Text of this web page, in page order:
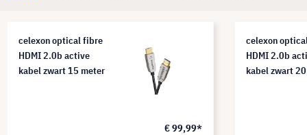
celexon optical fibre
HDMI 2.0b active
kabel zwart 15 meter
€ 99,99*
celexon
HDMI 2.0b
kabel zwart